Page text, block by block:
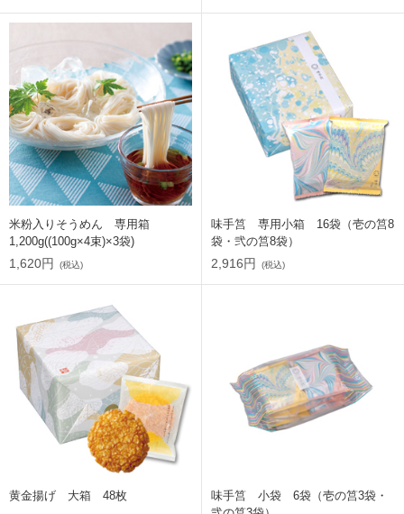
米粉入りそうめん 専用箱
1,200g((100g×4束)×3袋)
1,620円 (税込)
味手筥 専用小箱 16袋（壱の筥8
袋・弐の筥8袋）
2,916円 (税込)
黄金揚げ 大箱 48枚
味手筥 小袋 6袋（壱の筥3袋・